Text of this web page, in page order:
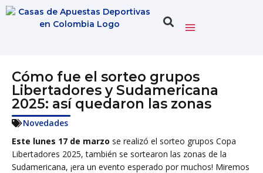
Cómo fue el sorteo grupos
Libertadores y Sudamericana
2025: así quedaron las zonas
Novedades
Este lunes 17 de marzo se realizó el sorteo grupos Copa
Libertadores 2025, también se sortearon las zonas de la
Sudamericana, ¡era un evento esperado por muchos! Miremos